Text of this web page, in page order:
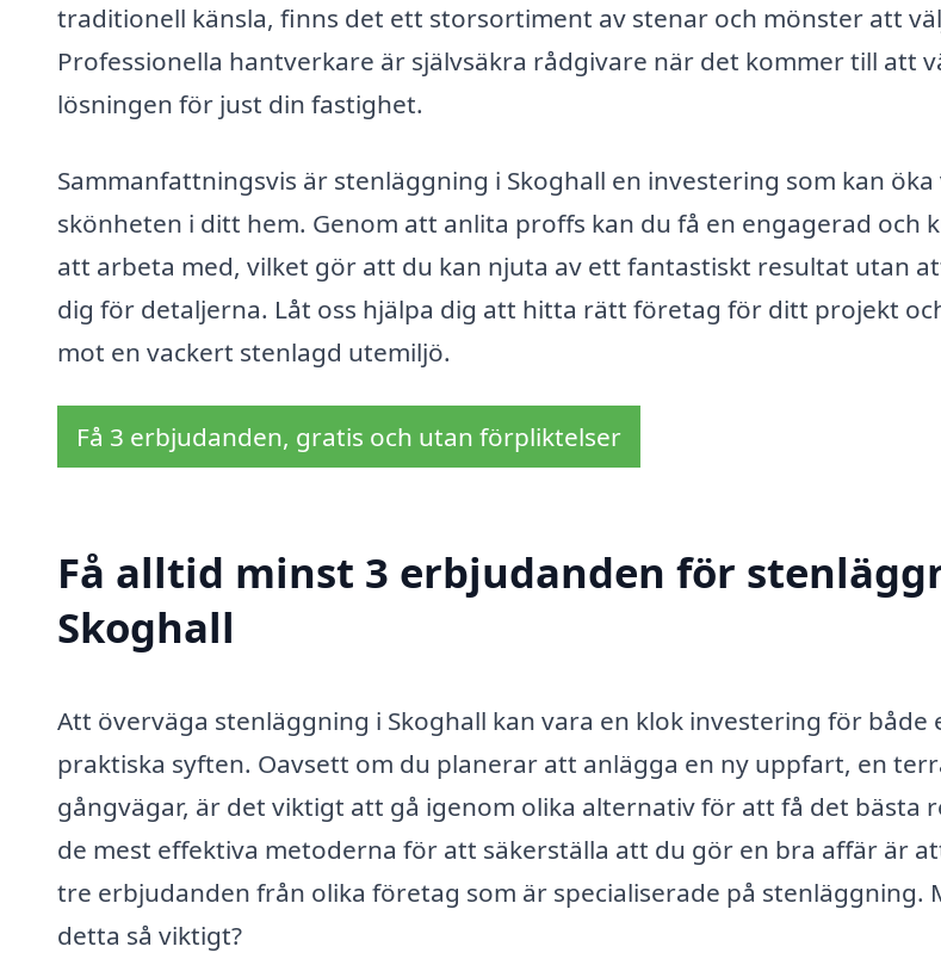
traditionell känsla, finns det ett storsortiment av stenar och mönster att
Professionella hantverkare är självsäkra rådgivare när det kommer till att
lösningen för just din fastighet.
Sammanfattningsvis är stenläggning i Skoghall en investering som kan
skönheten i ditt hem. Genom att anlita proffs kan du få en engagerad och
att arbeta med, vilket gör att du kan njuta av ett fantastiskt resultat utan
dig för detaljerna. Låt oss hjälpa dig att hitta rätt företag för ditt projekt
mot en vackert stenlagd utemiljö.
Få 3 erbjudanden, gratis och utan förpliktelser
Få alltid minst 3 erbjudanden för
Skoghall
Att överväga stenläggning i Skoghall kan vara en klok investering för både
praktiska syften. Oavsett om du planerar att anlägga en ny uppfart, en
gångvägar, är det viktigt att gå igenom olika alternativ för att få det bästa
de mest effektiva metoderna för att säkerställa att du gör en bra affär är
tre erbjudanden från olika företag som är specialiserade på stenläggning.
detta så viktigt?